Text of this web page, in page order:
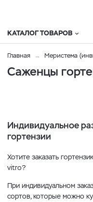
КАТАЛОГ ТОВАРОВ
Главная Меристема
Саженцы
Индивидуальное
гортензии
Хотите заказать
vitro?
При индивидуальном
сортов, которые можно